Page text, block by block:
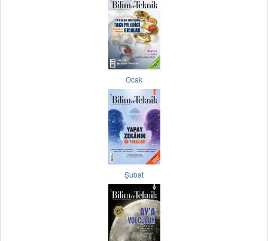
Ocak
Şubat